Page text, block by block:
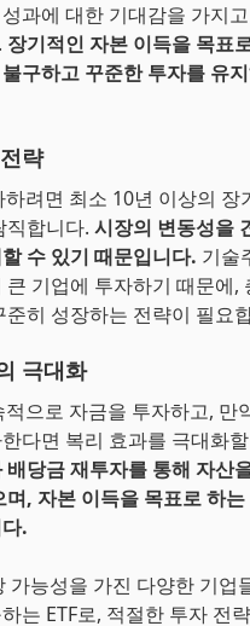
과에 대한 기대감을 가지
장기적인 자본 이득을 목표
구하고 꾸준한 투자를 유
략
하려면 최소 10년 이상의 장
직합니다. 시장의 변동성을
수 있기 때문입니다. 기술
큰 기업에 투자하기 때문에,
준히 성장하는 전략이 필요
극대화
적으로 자금을 투자하고, 만
다면 복리 효과를 극대화
배당금 재투자를 통해 자산
며, 자본 이득을 목표로 하
.
가능성을 가진 다양한 기업
는 ETF로, 적절한 투자 전